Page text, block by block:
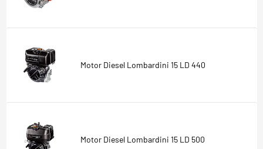
Motor Diesel Lombardini 15 LD 440
Motor Diesel Lombardini 15 LD 500